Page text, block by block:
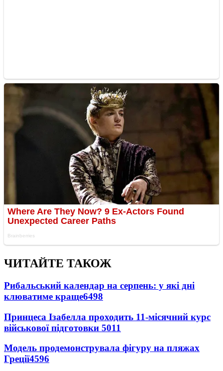
ЧИТАЙТЕ ТАКОЖ
Рибальський календар на серпень: у які дні
клюватиме краще6498
Принцеса Ізабелла проходить 11-місячний курс
військової підготовки 5011
Модель продемонструвала фігуру на пляжах
Греції4596